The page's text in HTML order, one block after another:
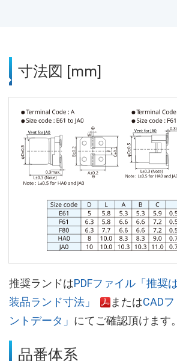
寸法図 [mm]
推奨ランドはPDFファイル「推奨
装品ランド寸法」
またはCAD
ントデータ」 にてご確認頂けます。
品番体系